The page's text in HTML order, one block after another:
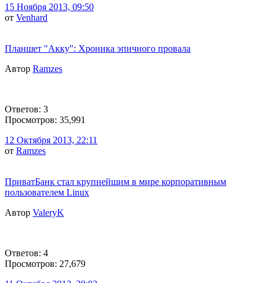
15 Ноября 2013, 09:50
от Venhard
Планшет "Акку": Хроника эпичного провала
Автор Ramzes
Ответов: 3
Просмотров: 35,991
12 Октября 2013, 22:11
от Ramzes
ПриватБанк стал крупнейшим в мире корпоративным
пользователем Linux
Автор ValeryK
Ответов: 4
Просмотров: 27,679